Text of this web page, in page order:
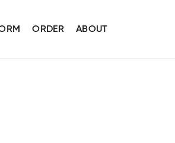
ORDER ABOUT